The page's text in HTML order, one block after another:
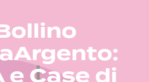
e Case di